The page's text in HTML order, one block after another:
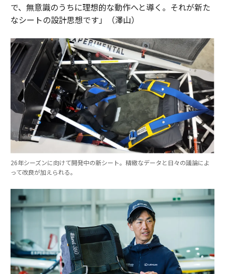
で、無意識のうちに理想的な動作へと導く。それが新た
なシートの設計思想です」（澤山）
26年シーズンに向けて開発中の新シート。精緻なデータと日々の議論によ
って改良が加えられる。